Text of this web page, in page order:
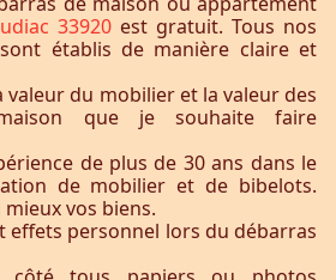
33920 est gratuit. Tous nos
établis de manière claire et
valeur du mobilier et la valeur des
que je souhaite faire
de plus de 30 ans dans le
de mobilier et de bibelots.
vos biens.
effets personnel lors du débarras